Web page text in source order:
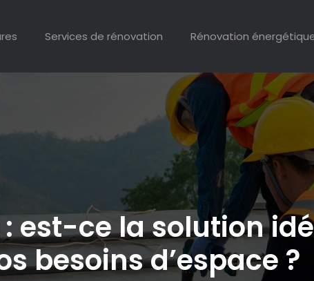
Services de rénovation Rénovation
: est-ce la solution
besoins d’espace ?